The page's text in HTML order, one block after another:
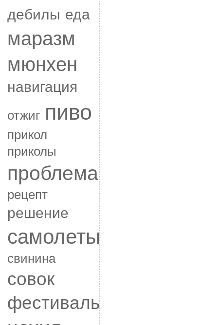
дебилы еда
маразм
мюнхен
навигация
отжиг пиво
прикол
приколы
проблема
рецепт
решение
самолеты
свинина
совок
фестиваль